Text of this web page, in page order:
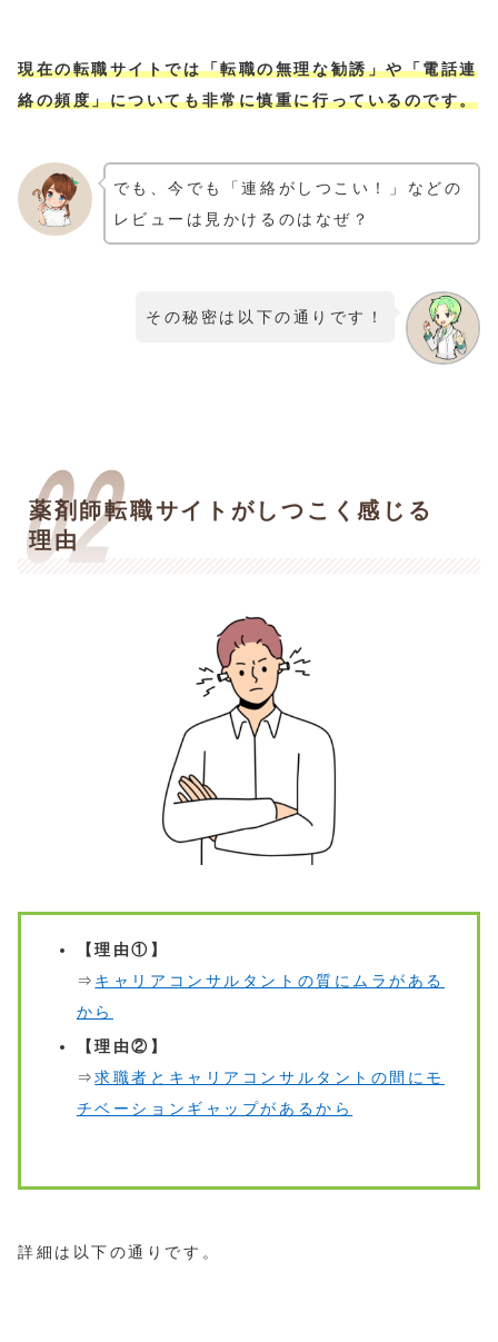
現在の転職サイトでは「転職の無理な勧誘」や「電話連
絡の頻度」についても非常に慎重に行っているのです。
でも、今でも「連絡がしつこい！」などの
レビューは見かけるのはなぜ？
その秘密は以下の通りです！
薬剤師転職サイトがしつこく感じる
理由
【理由①】
⇒ キャリアコンサルタントの質にムラがある
から
【理由②】
⇒求職者とキャリアコンサルタントの間にモ
チベーションギャップがあるから
詳細は以下の通りです。